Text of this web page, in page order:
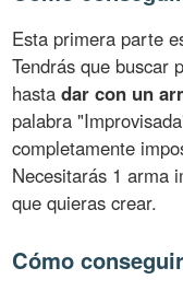
Esta primera parte
Tendrás que buscar
hastadar con un
palabra
completamente
Necesitarás 1 arma
que quieras crear.
Cómo